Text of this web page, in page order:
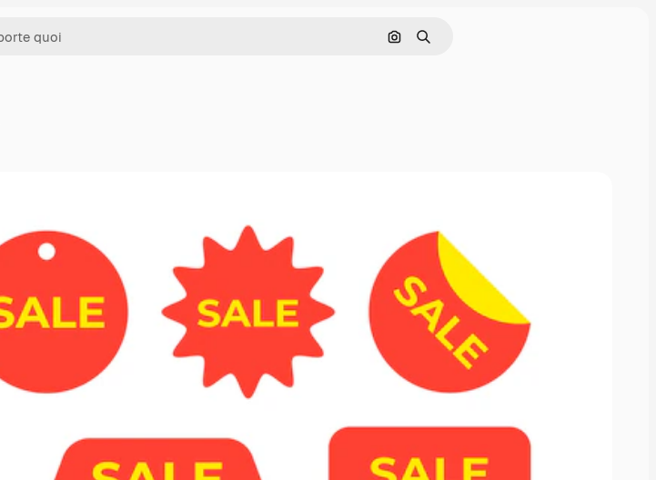
Rechercher par image
Rechercher